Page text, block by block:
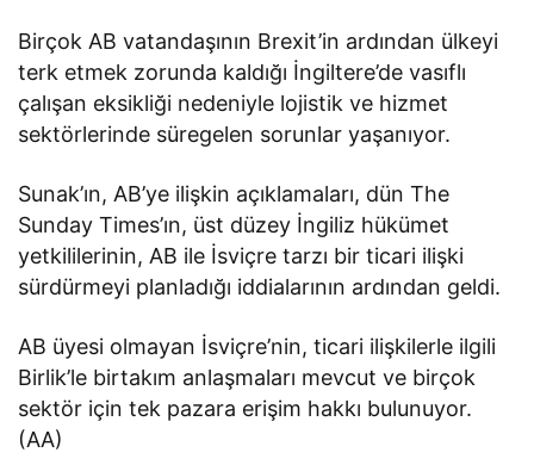
Birçok AB vatandaşının Brexit’in ardından ülkeyi
terk etmek zorunda kaldığı İngiltere’de vasıflı
çalışan eksikliği nedeniyle lojistik ve hizmet
sektörlerinde süregelen sorunlar yaşanıyor.
Sunak’ın, AB’ye ilişkin açıklamaları, dün The
Sunday Times’ın, üst düzey İngiliz hükümet
yetkililerinin, AB ile İsviçre tarzı bir ticari ilişki
sürdürmeyi planladığı iddialarının ardından geldi.
AB üyesi olmayan İsviçre’nin, ticari ilişkilerle ilgili
Birlik’le birtakım anlaşmaları mevcut ve birçok
sektör için tek pazara erişim hakkı bulunuyor.
(AA)